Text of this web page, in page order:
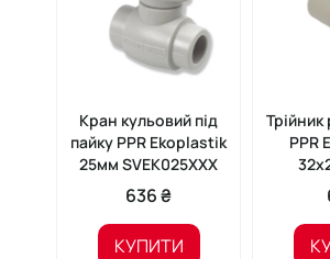
Кран кульовий під
пайку PPR Ekoplastik
25мм SVEK025XXX
636 ₴
КУПИТИ
Трійник
PPR